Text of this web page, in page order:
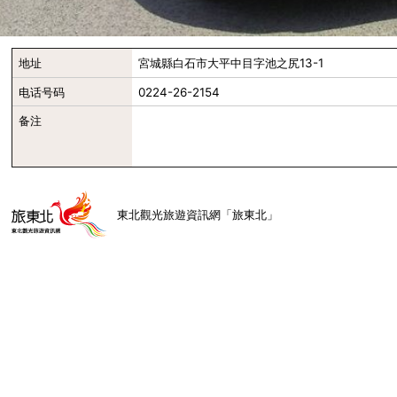
地址 宮城縣白石市大平中目字池之尻13-1
电话号码 0224-26-2154
备注
東北觀光旅遊資訊網「旅東北」